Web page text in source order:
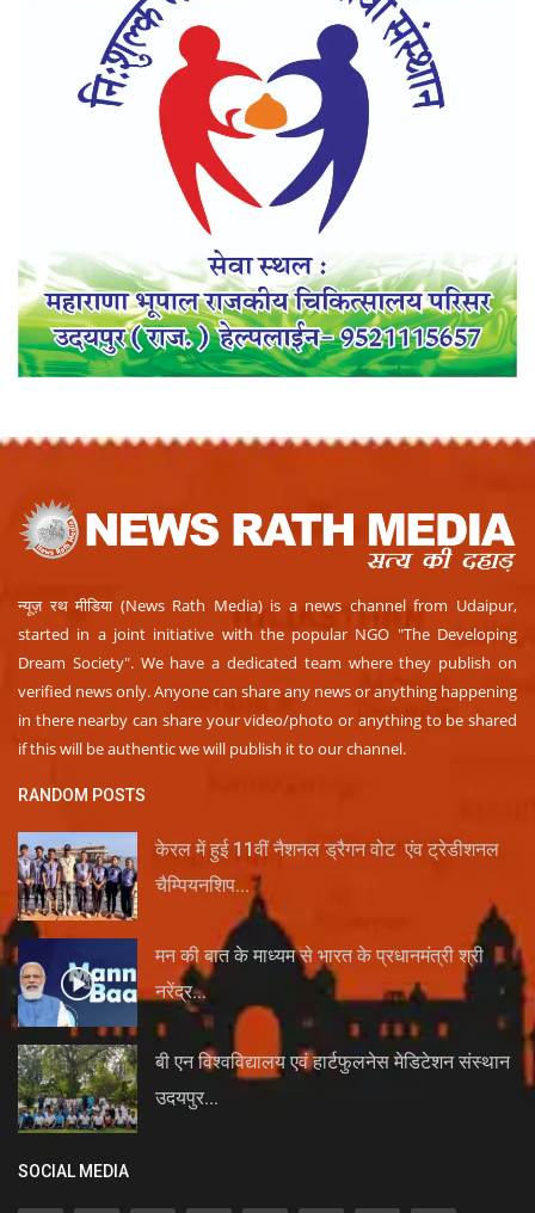
न्यूज़ रथ मीडिया (News Rath Media) is a news channel from Udaipur,
started in a joint initiative with the popular NGO "The Developing
Dream Society". We have a dedicated team where they publish on
verified news only. Anyone can share any news or anything happening
in there nearby can share your video/photo or anything to be shared
if this will be authentic we will publish it to our channel.
RANDOM POSTS
केरल में हुई 11वीं नैशनल ड्रैगन वोट एंव ट्रेडीशनल
चैम्पियनशिप...
मन की बात के माध्यम से भारत के प्रधानमंत्री श्री
नरेंद्र...
बी एन विश्वविद्यालय एवं हार्टफुलनेस मेडिटेशन संस्थान
उदयपुर...
SOCIAL MEDIA